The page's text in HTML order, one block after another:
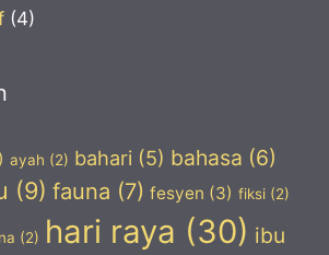
(4)
ayah (2) bahari (5) bahasa (6)
(9) fauna (7) fesyen (3) fiksi (2)
(2) hari raya (30) ibu